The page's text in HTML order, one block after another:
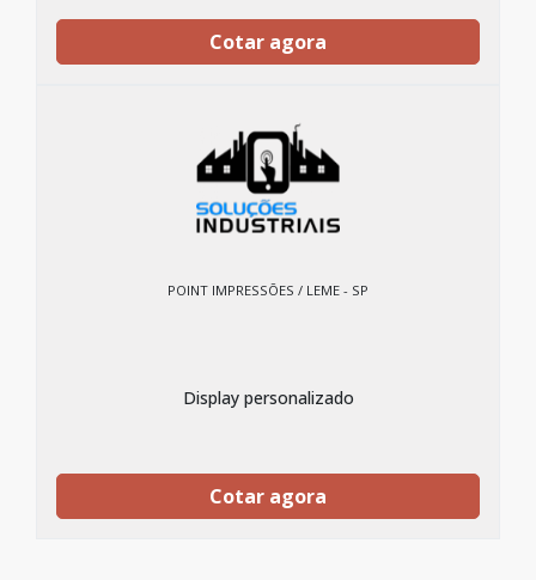
Cotar agora
POINT IMPRESSÕES / LEME - SP
Display personalizado
Cotar agora